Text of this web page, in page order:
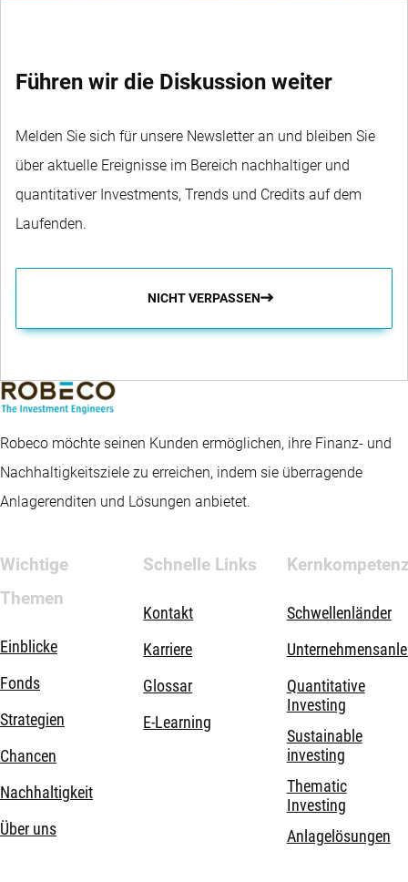
Führen wir die Diskussion weiter
Melden Sie sich für unsere Newsletter an und bleiben Sie
über aktuelle Ereignisse im Bereich nachhaltiger und
quantitativer Investments, Trends und Credits auf dem
Laufenden.
NICHT VERPASSEN
Robeco möchte seinen Kunden ermöglichen, ihre Finanz- und
Nachhaltigkeitsziele zu erreichen, indem sie überragende
Anlagerenditen und Lösungen anbietet.
Wichtige
Themen
Einblicke
Fonds
Strategien
Chancen
Nachhaltigkeit
Über uns
Schnelle Links
Kontakt
Karriere
Glossar
E-Learning
Schwellenländer
Quantitative
Investing
Sustainable
investing
Thematic
Investing
Anlagelösungen